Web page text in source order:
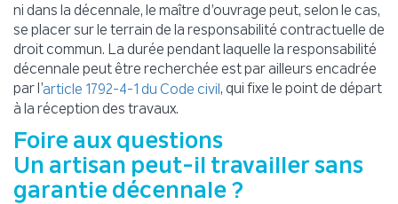
ni dans la décennale, le maître d’ouvrage peut, selon le cas,
se placer sur le terrain de la responsabilité contractuelle de
droit commun. La durée pendant laquelle la responsabilité
décennale peut être recherchée est par ailleurs encadrée
par l’article 1792-4-1 du Code civil, qui fixe le point de départ
à la réception des travaux.
Foire aux questions
Un artisan peut-il travailler sans
garantie décennale ?